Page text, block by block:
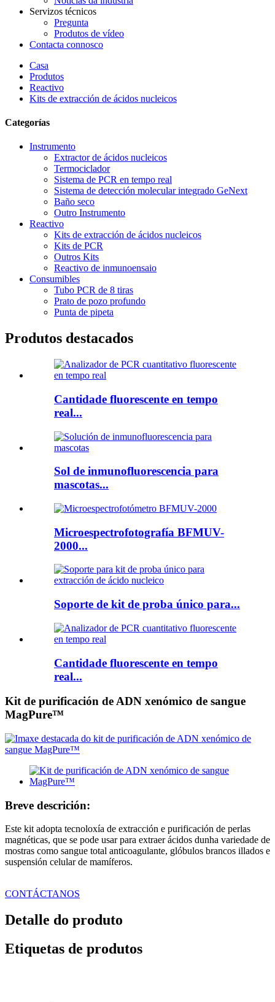
Servizos técnicos
Pregunta
Produtos de vídeo
Contacta connosco
Casa
Produtos
Reactivo
Kits de extracción de ácidos nucleicos
Categorías
Instrumento
Extractor de ácidos nucleicos
Termociclador
Sistema de PCR en tempo real
Sistema de detección molecular integrado GeNext
Baño seco
Outro Instrumento
Reactivo
Kits de extracción de ácidos nucleicos
Kits de PCR
Outros Kits
Reactivo de inmunoensaio
Consumibles
Tubo PCR de 8 tiras
Prato de pozo profundo
Punta de pipeta
Produtos destacados
Cantidade fluorescente en tempo
real...
Sol de inmunofluorescencia para
mascotas...
Microespectrofotografía BFMUV-
2000...
Soporte de kit de proba único para...
Cantidade fluorescente en tempo
real...
Kit de purificación de ADN xenómico de sangue
MagPure™
Breve descrición:
Este kit adopta tecnoloxía de extracción e purificación de perlas
magnéticas, que se pode usar para extraer ácidos dunha variedade de
mostras como sangue total anticoagulante, glóbulos brancos illados e
suspensión celular de mamíferos.
CONTÁCTANOS
Detalle do produto
Etiquetas de produtos